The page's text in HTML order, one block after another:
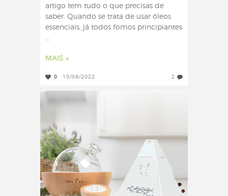
artigo tem tudo o que precisas de
saber. Quando se trata de usar óleos
essenciais, já todos fomos principiantes
...
MAIS »
0 10/08/2022 2